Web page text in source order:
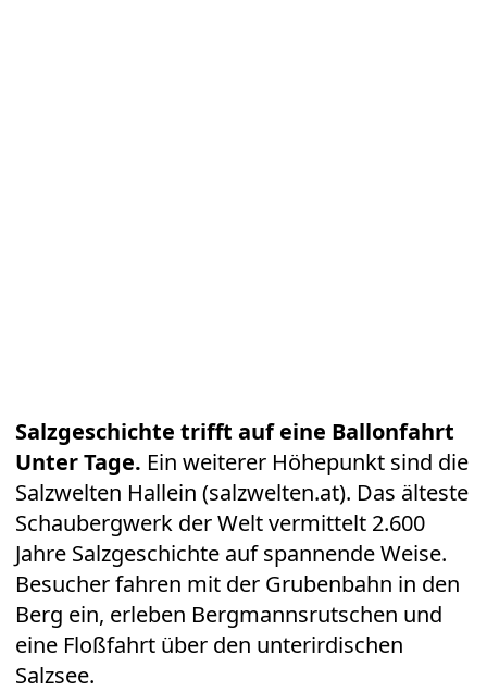
Salzgeschichte trifft auf eine Ballonfahrt
Unter Tage. Ein weiterer Höhepunkt sind die
Salzwelten Hallein (salzwelten.at). Das älteste
Schaubergwerk der Welt vermittelt 2.600
Jahre Salzgeschichte auf spannende Weise.
Besucher fahren mit der Grubenbahn in den
Berg ein, erleben Bergmannsrutschen und
eine Floßfahrt über den unterirdischen
Salzsee.